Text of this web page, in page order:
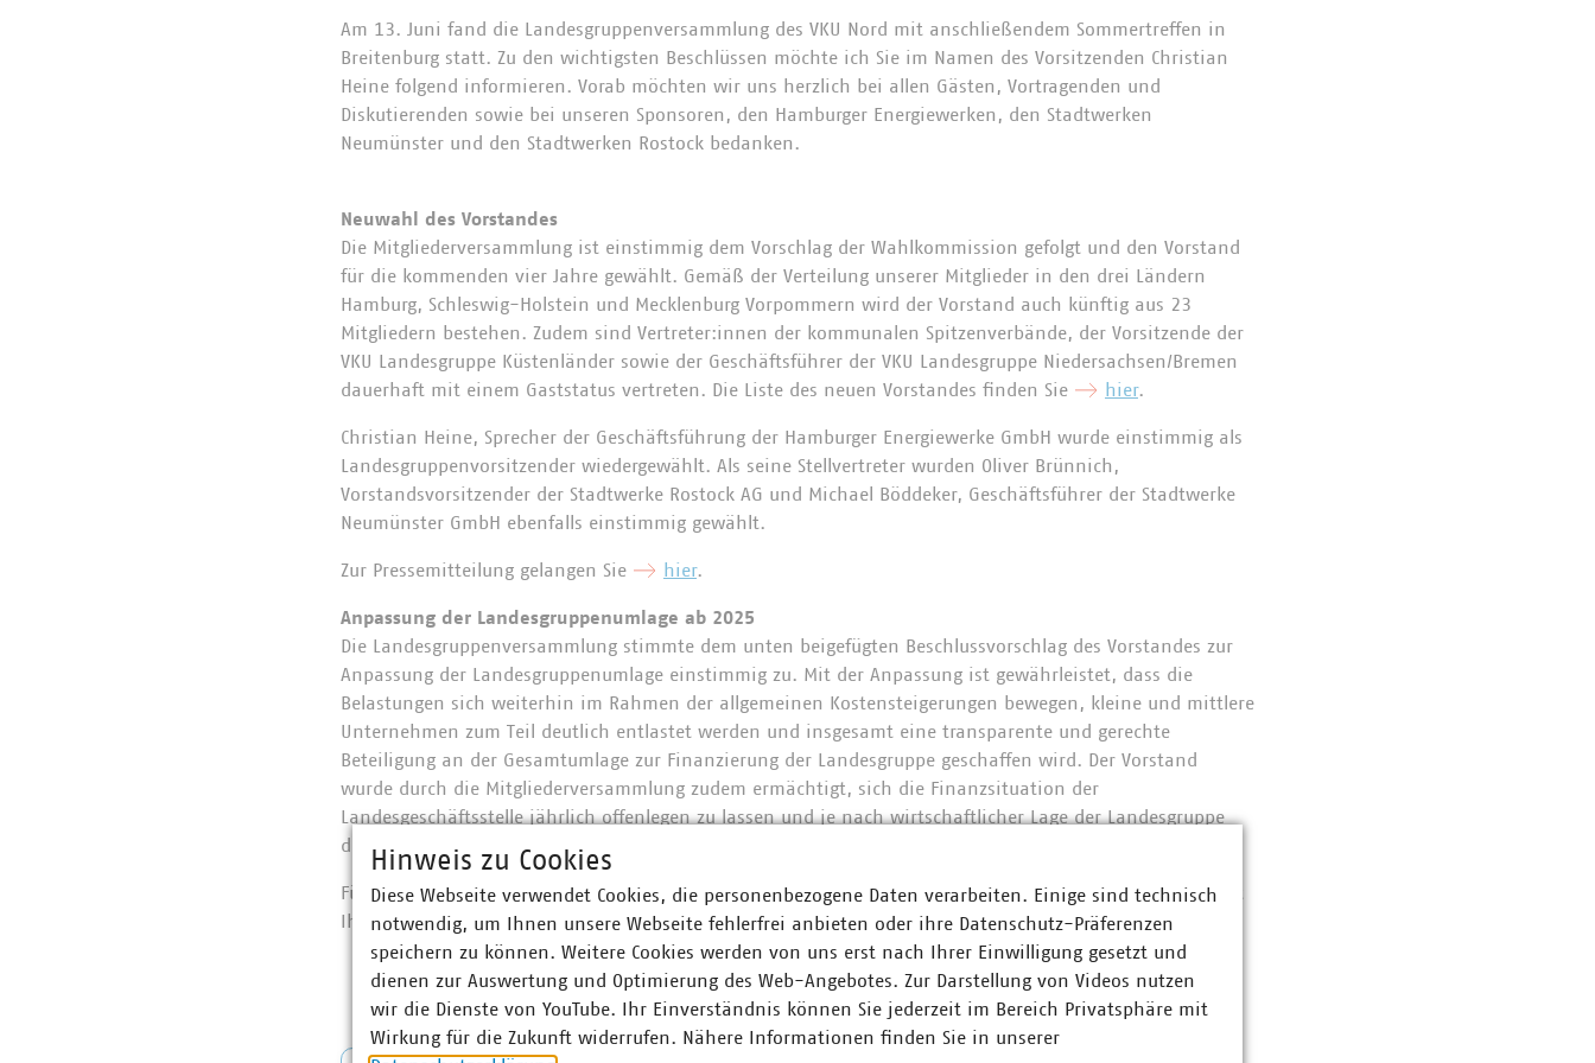
Am 13. Juni fand die Landesgruppenversammlung des VKU Nord mit anschließendem Sommertreffen in
Breitenburg statt. Zu den wichtigsten Beschlüssen möchte ich Sie im Namen des Vorsitzenden Christian
Heine folgend informieren. Vorab möchten wir uns herzlich bei allen Gästen, Vortragenden und
Diskutierenden sowie bei unseren Sponsoren, den Hamburger Energiewerken, den Stadtwerken
Neumünster und den Stadtwerken Rostock bedanken.
Neuwahl des Vorstandes
Die Mitgliederversammlung ist einstimmig dem Vorschlag der Wahlkommission gefolgt und den Vorstand
für die kommenden vier Jahre gewählt. Gemäß der Verteilung unserer Mitglieder in den drei Ländern
Hamburg, Schleswig-Holstein und Mecklenburg Vorpommern wird der Vorstand auch künftig aus 23
Mitgliedern bestehen. Zudem sind Vertreter:innen der kommunalen Spitzenverbände, der Vorsitzende der
VKU Landesgruppe Küstenländer sowie der Geschäftsführer der VKU Landesgruppe Niedersachsen/Bremen
dauerhaft mit einem Gaststatus vertreten. Die Liste des neuen Vorstandes finden Sie
hier.
Christian Heine, Sprecher der Geschäftsführung der Hamburger Energiewerke GmbH wurde einstimmig als
Landesgruppenvorsitzender wiedergewählt. Als seine Stellvertreter wurden Oliver Brünnich,
Vorstandsvorsitzender der Stadtwerke Rostock AG und Michael Böddeker, Geschäftsführer der Stadtwerke
Neumünster GmbH ebenfalls einstimmig gewählt.
Zur Pressemitteilung gelangen Sie hier.
Anpassung der Landesgruppenumlage ab 2025
Die Landesgruppenversammlung stimmte dem unten beigefügten Beschlussvorschlag des Vorstandes zur
Anpassung der Landesgruppenumlage einstimmig zu. Mit der Anpassung ist gewährleistet, dass die
Belastungen sich weiterhin im Rahmen der allgemeinen Kostensteigerungen bewegen, kleine und mittlere
Unternehmen zum Teil deutlich entlastet werden und insgesamt eine transparente und gerechte
Beteiligung an der Gesamtumlage zur Finanzierung der Landesgruppe geschaffen wird. Der Vorstand
wurde durch die Mitgliederversammlung zudem ermächtigt, sich die Finanzsituation der
Landesgeschäftsstelle jährlich offenlegen zu lassen und je nach wirtschaftlicher Lage der Landesgruppe
den prozentualen Hebesatz mit Wirkung für das darauffolgende Kalenderjahr anzupassen.
Für Fragen zu Hintergründen, Auswirkungen oder der individuellen Berechnung der Umlage ab 2025 steht
Ihnen die Geschäftsstelle Ihrer Landesgruppe Nord gerne zur Verfügung.
Hinweis zu Cookies
Diese Webseite verwendet Cookies, die personenbezogene Daten verarbeiten. Einige sind technisch
notwendig, um Ihnen unsere Webseite fehlerfrei anbieten oder ihre Datenschutz-Präferenzen
speichern zu können. Weitere Cookies werden von uns erst nach Ihrer Einwilligung gesetzt und
dienen zur Auswertung und Optimierung des Web-Angebotes. Zur Darstellung von Videos nutzen
wir die Dienste von YouTube. Ihr Einverständnis können Sie jederzeit im Bereich Privatsphäre mit
Wirkung für die Zukunft widerrufen. Nähere Informationen finden Sie in unserer